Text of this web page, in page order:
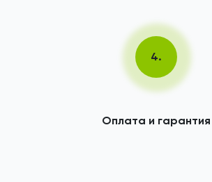
4.
Оплата и гарантия